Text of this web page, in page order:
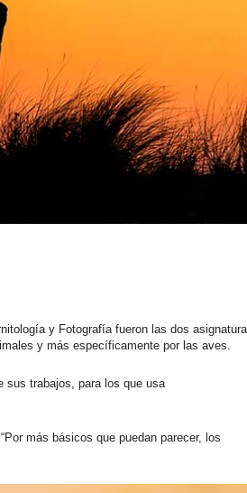
y Fotografía fueron las dos
y más específicamente por las aves.
sus trabajos, para los que usa
más básicos que puedan parecer, los